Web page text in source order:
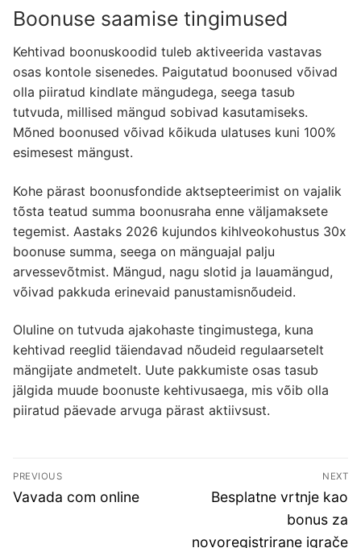
Boonuse saamise tingimused
Kehtivad boonuskoodid tuleb aktiveerida vastavas
osas kontole sisenedes. Paigutatud boonused võivad
olla piiratud kindlate mängudega, seega tasub
tutvuda, millised mängud sobivad kasutamiseks.
Mõned boonused võivad kõikuda ulatuses kuni 100%
esimesest mängust.
Kohe pärast boonusfondide aktsepteerimist on vajalik
tõsta teatud summa boonusraha enne väljamaksete
tegemist. Aastaks 2026 kujundos kihlveokohustus 30x
boonuse summa, seega on mänguajal palju
arvessevõtmist. Mängud, nagu slotid ja lauamängud,
võivad pakkuda erinevaid panustamisnõudeid.
Oluline on tutvuda ajakohaste tingimustega, kuna
kehtivad reeglid täiendavad nõudeid regulaarsetelt
mängijate andmetelt. Uute pakkumiste osas tasub
jälgida muude boonuste kehtivusaega, mis võib olla
piiratud päevade arvuga pärast aktiivsust.
Navegación
de
PREVIOUS
Previous
Vavada com online
NEXT
Next
Besplatne vrtnje kao
bonus za
novoregistrirane igrače